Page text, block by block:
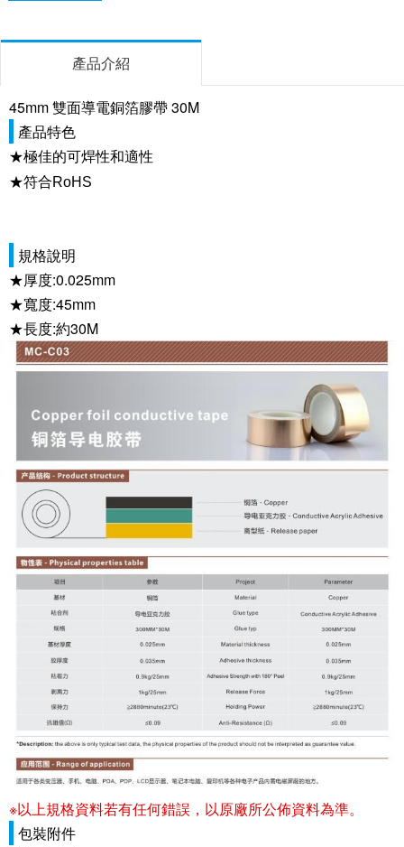
產品介紹
45mm 雙面導電銅箔膠帶 30M
產品特色
★極佳的可焊性和適性
★符合RoHS
規格說明
★厚度:0.025mm
★寬度:45mm
★長度:約30M
※以上規格資料若有任何錯誤，以原廠所公佈資料為準。
包裝附件